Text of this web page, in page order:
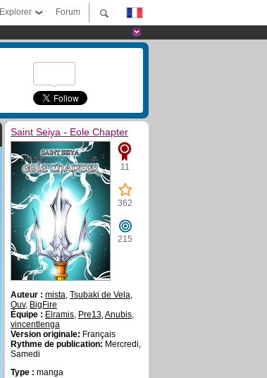
Forum
Explorer
Saint Seiya - Eole Chapter
11
362
215
Auteur : mista, Tsubaki de Vela,
Ouv, BigFire
Équipe : Elramis, Pre13,Anubis,
vincentlenga
Version originale: Français
Rythme de publication: Mercredi,
Samedi
Type : manga